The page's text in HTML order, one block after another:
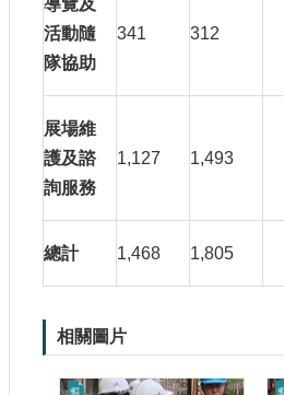
活動隨
隊協助
341 312
展場維
護及諮
詢服務
1,127 1,493
總計 1,468 1,805
相關圖片